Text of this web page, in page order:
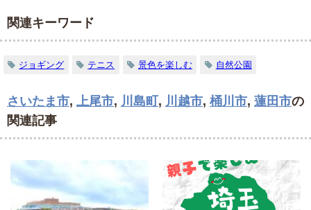
関連キーワード
ジョギング テニス 景色を楽しむ 自然公園
さいたま市, 上尾市, 川島町 , 川越市, 桶川市, 蓮田市の
関連記事